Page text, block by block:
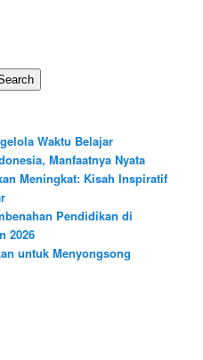
Waktu Belajar
Manfaatnya Nyata
Meningkat: Kisah Inspiratif
Pendidikan di
2026
untuk Menyongsong